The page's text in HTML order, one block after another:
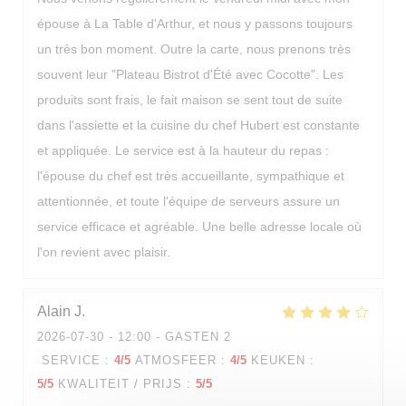
épouse à La Table d'Arthur, et nous y passons toujours
un très bon moment. Outre la carte, nous prenons très
souvent leur "Plateau Bistrot d'Été avec Cocotte". Les
produits sont frais, le fait maison se sent tout de suite
dans l'assiette et la cuisine du chef Hubert est constante
et appliquée. Le service est à la hauteur du repas :
l'épouse du chef est très accueillante, sympathique et
attentionnée, et toute l'équipe de serveurs assure un
service efficace et agréable. Une belle adresse locale où
l'on revient avec plaisir.
Alain J
2026-07-30 - 12:00 - GASTEN 2
SERVICE : 4/5 ATMOSFEER : 4/5 KEUKEN :
5/5 KWALITEIT / PRIJS : 5/5
La Table d'Arthur